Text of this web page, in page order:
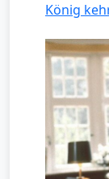
König